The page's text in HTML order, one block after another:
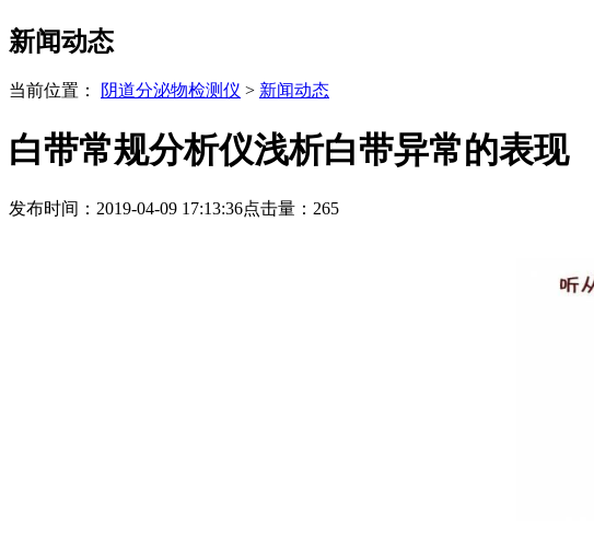
新闻动态
当前位置： 阴道分泌物检测仪 > 新闻动态
白带常规分析仪浅析白带异常的表现
发布时间：2019-04-09 17:13:36点击量： 265